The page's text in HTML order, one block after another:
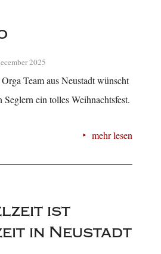
2025
Team aus Neustadt wünscht
Seglern ein tolles Weihnachtsfest.
mehr lesen
ist
in Neustadt